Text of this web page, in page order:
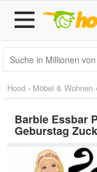
Hood › Möbel & Wohnen ›
Barbie Essbar
Geburstag